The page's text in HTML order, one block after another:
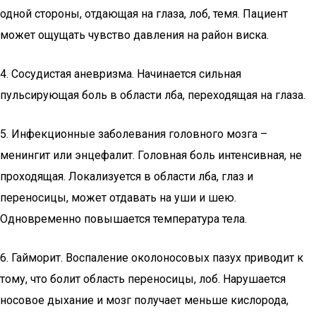
одной стороны, отдающая на глаза, лоб, темя. Пациент
может ощущать чувство давления на район виска.
4. Сосудистая аневризма. Начинается сильная
пульсирующая боль в области лба, переходящая на глаза.
5. Инфекционные заболевания головного мозга –
менингит или энцефалит. Головная боль интенсивная, не
проходящая. Локализуется в области лба, глаз и
переносицы, может отдавать на уши и шею.
Одновременно повышается температура тела.
6. Гайморит. Воспаление околоносовых пазух приводит к
тому, что болит область переносицы, лоб. Нарушается
носовое дыхание и мозг получает меньше кислорода,